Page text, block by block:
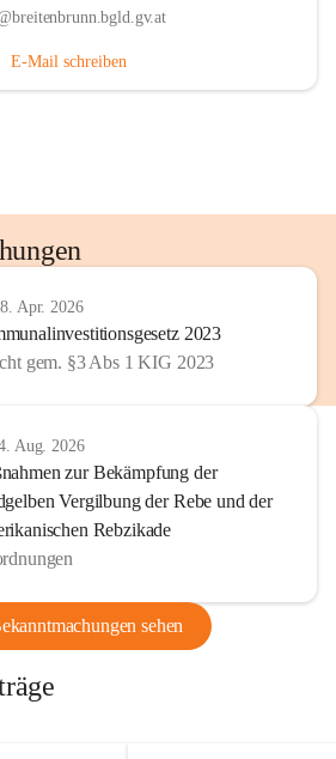
E-Mail schreiben
Apr. 2026
2023
gem. §3 Abs 1 KIG 2023
Aug. 2026
zur Bekämpfung der
Vergilbung der Rebe und der
Rebzikade
sehen